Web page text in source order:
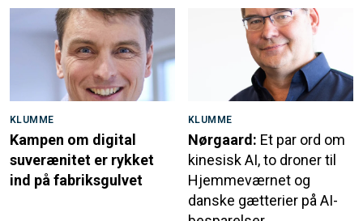
KLUMME
Kampen om digital
suverænitet er rykket
ind på fabriksgulvet
KLUMME
Nørgaard: Et par ord om
kinesisk AI, to droner til
Hjemmeværnet og
danske gætterier på AI-